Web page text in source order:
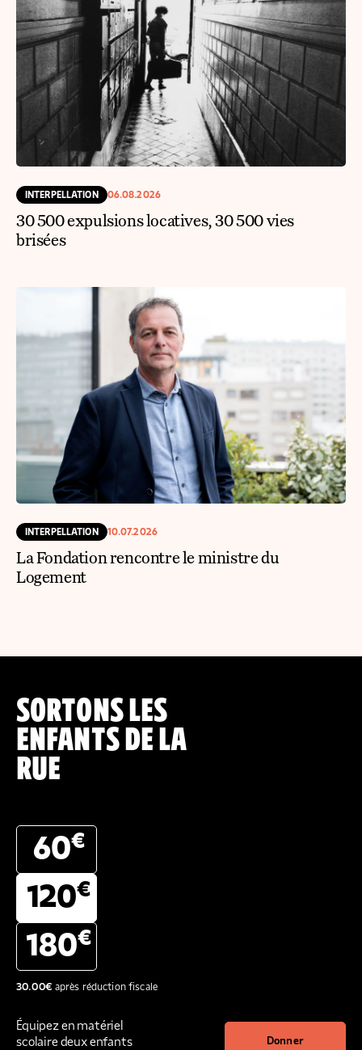
INTERPELLATION 06.08.2026
30 500 expulsions locatives, 30 500 vies
brisées
INTERPELLATION 10.07.2026
La Fondation rencontre le ministre du
Logement
SORTONS LES
ENFANTS DE LA
RUE
60€
120€
180€
30.00€après réduction fiscale
Équipez en matériel
scolaire deux enfants
Donner